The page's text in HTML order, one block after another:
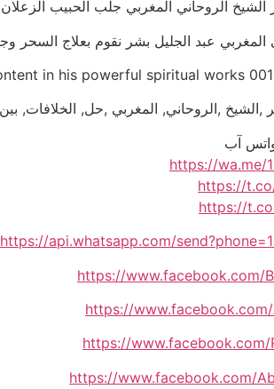
الروحاني المغربي جلب الحبيب الزعلان رد
عبد الجليل بشر نقوم بعلاج السحر وجلب
in his powerful spiritual works
,الشيخ ,الروحاني, المغربي ,حل, الخلافات,
https://wa.me/
https://
https://
https://api.whatsapp.com/
https://www.facebook.com/
https://
https://www.facebook.com/
https://www.facebook.com/